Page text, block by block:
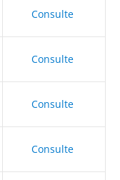
Consulte
Consulte
Consulte
Consulte